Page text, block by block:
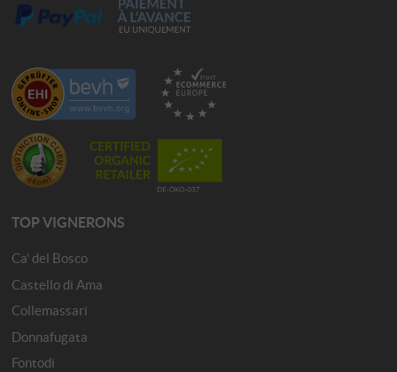
TOP VIGNERONS
Ca' del Bosco
Castello di Ama
Collemassari
Donnafugata
Fontodi